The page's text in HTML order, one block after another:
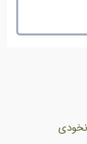
نخودی